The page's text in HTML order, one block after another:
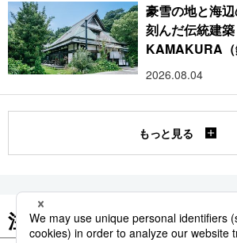
豪雪の地と海
刻んだ伝統建
KAMAKURA
2026.08.04
もっと見る
注目のキーワード